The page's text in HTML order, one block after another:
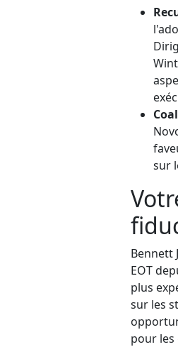
sur
Bennett
EOT
plus
sur les
pour